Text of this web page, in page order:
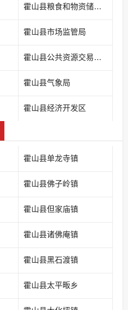
霍山县粮食和物资储备中心
霍山县市场监管局
霍山县公共资源交易中心
霍山县气象局
霍山县经济开发区
霍山县单龙寺镇
霍山县佛子岭镇
霍山县但家庙镇
霍山县诸佛庵镇
霍山县黑石渡镇
霍山县太平畈乡